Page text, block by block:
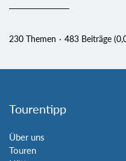
230 Themen 483 Beiträge
Tourentipp
Über uns
Touren